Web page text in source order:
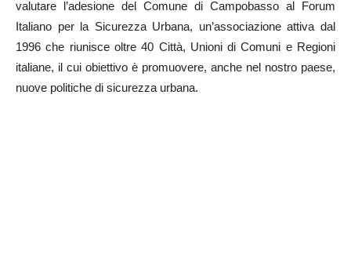
valutare l’adesione del Comune di Campobasso al Forum
Italiano per la Sicurezza Urbana, un’associazione attiva dal
1996 che riunisce oltre 40 Città, Unioni di Comuni e Regioni
italiane, il cui obiettivo è promuovere, anche nel nostro paese,
nuove politiche di sicurezza urbana.